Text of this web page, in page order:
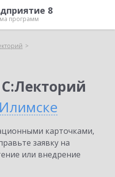
8
программ
карточками,
заявку на
или внедрение